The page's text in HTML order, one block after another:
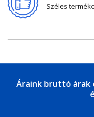
Széles
Áraink bruttó árak